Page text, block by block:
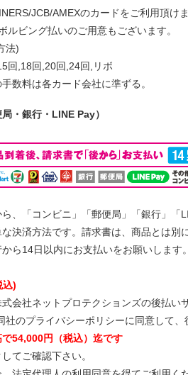
JCB/AMEXのカードをご利用頂けま
ルビング払いのご用意もございます。
法)
回,18回,20回,24回,リボ
数料は各カード会社に準ずる。
・銀行・LINE Pay）
、「コンビニ」「郵便局」「銀行」「
決済方法です。請求書は、商品とは別
ら14日以内にお支払いをお願いします。
込)
式会社ネットプロテクションズの後払い
社のプライバシーポリシーに同意して、
54,000円（税込）迄です
てご確認下さい。